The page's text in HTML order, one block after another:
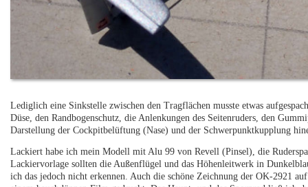
Lediglich eine Sinkstelle zwischen den Tragflächen musste etwas
Düse, den Randbogenschutz, die Anlenkungen des Seitenruders, den
Darstellung der Cockpitbelüftung (Nase) und der Schwerpunktkupplung
Lackiert habe ich mein Modell mit Alu 99 von Revell (Pinsel), die
Lackiervorlage sollten die Außenflügel und das Höhenleitwerk in
ich das jedoch nicht erkennen. Auch die schöne Zeichnung der OK-2921